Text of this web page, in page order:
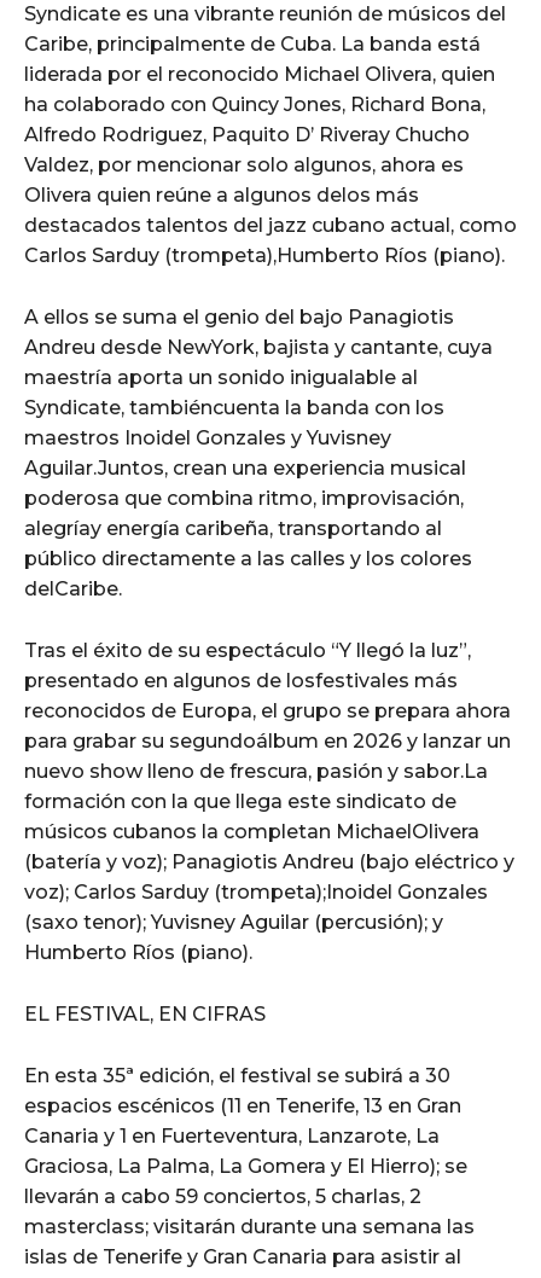
Syndicate es una vibrante reunión de músicos del
Caribe, principalmente de Cuba. La banda está
liderada por el reconocido Michael Olivera, quien
ha colaborado con Quincy Jones, Richard Bona,
Alfredo Rodriguez, Paquito D’ Riveray Chucho
Valdez, por mencionar solo algunos, ahora es
Olivera quien reúne a algunos delos más
destacados talentos del jazz cubano actual, como
Carlos Sarduy (trompeta),Humberto Ríos (piano).
A ellos se suma el genio del bajo Panagiotis
Andreu desde NewYork, bajista y cantante, cuya
maestría aporta un sonido inigualable al
Syndicate, tambiéncuenta la banda con los
maestros Inoidel Gonzales y Yuvisney
Aguilar.Juntos, crean una experiencia musical
poderosa que combina ritmo, improvisación,
alegríay energía caribeña, transportando al
público directamente a las calles y los colores
delCaribe.
Tras el éxito de su espectáculo “Y llegó la luz”,
presentado en algunos de losfestivales más
reconocidos de Europa, el grupo se prepara ahora
para grabar su segundoálbum en 2026 y lanzar un
nuevo show lleno de frescura, pasión y sabor.La
formación con la que llega este sindicato de
músicos cubanos la completan MichaelOlivera
(batería y voz); Panagiotis Andreu (bajo eléctrico y
voz); Carlos Sarduy (trompeta);Inoidel Gonzales
(saxo tenor); Yuvisney Aguilar (percusión); y
Humberto Ríos (piano).
EL FESTIVAL, EN CIFRAS
En esta 35ª edición, el festival se subirá a 30
espacios escénicos (11 en Tenerife, 13 en Gran
Canaria y 1 en Fuerteventura, Lanzarote, La
Graciosa, La Palma, La Gomera y El Hierro); se
llevarán a cabo 59 conciertos, 5 charlas, 2
masterclass; visitarán durante una semana las
islas de Tenerife y Gran Canaria para asistir al